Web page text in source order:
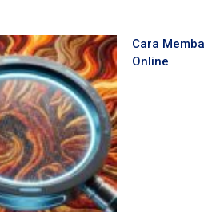
Cara
Online